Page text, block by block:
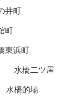
井町
町
東浜町
水橋二ツ屋
水橋的場